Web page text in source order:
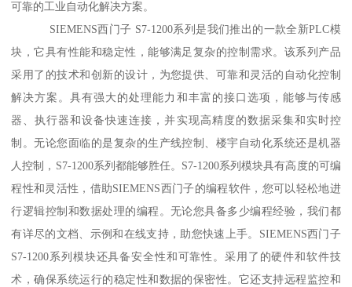
可靠的工业自动化解决方案。
SIEMENS西门子 S7-1200系列是我们推出的一款全新PLC模
块，它具有性能和稳定性，能够满足复杂的控制需求。该系列产品
采用了的技术和创新的设计，为您提供、可靠和灵活的自动化控制
解决方案。具有强大的处理能力和丰富的接口选项，能够与传感
器、执行器和设备快速连接，并实现高精度的数据采集和实时控
制。无论您面临的是复杂的生产线控制、楼宇自动化系统还是机器
人控制，S7-1200系列都能够胜任。S7-1200系列模块具有高度的可编
程性和灵活性，借助SIEMENS西门子的编程软件，您可以轻松地进
行逻辑控制和数据处理的编程。无论您具备多少编程经验，我们都
有详尽的文档、示例和在线支持，助您快速上手。SIEMENS西门子
S7-1200系列模块还具备安全性和可靠性。采用了的硬件和软件技
术，确保系统运行的稳定性和数据的保密性。它还支持远程监控和